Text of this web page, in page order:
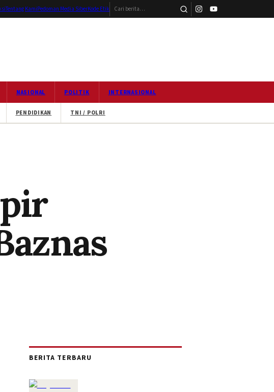
Tentang KamiPedoman Media SiberKode Etik Cari berita
NASIONAL POLITIK INTERNASIONAL
PENDIDIKAN TNI / POLRI
BERITA TERBARU